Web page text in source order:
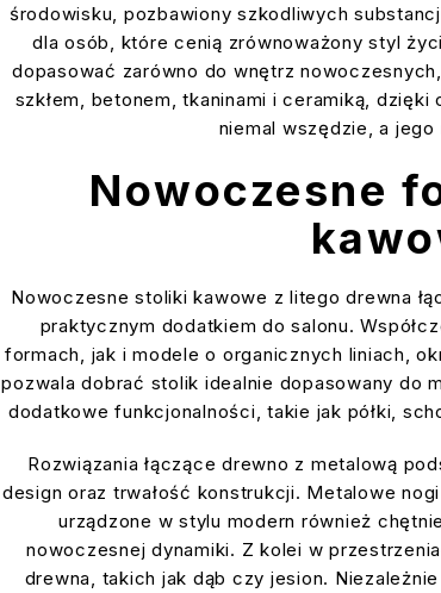
środowisku, pozbawiony szkodliwych
dla osób, które cenią zrównoważony styl
dopasować zarówno do wnętrz
szkłem, betonem, tkaninami i ceramiką,
niemal wszędzie, a
Nowoczesne
Nowoczesne stoliki kawowe z litego drewna
praktycznym dodatkiem do salonu.
formach, jak i modele o organicznych liniach,
pozwala dobrać stolik idealnie dopasowany do
dodatkowe funkcjonalności, takie jak półki,
Rozwiązania łączące drewno z metalową
design oraz trwałość konstrukcji. Metalowe
urządzone w stylu modern również
nowoczesnej dynamiki. Z kolei w
drewna, takich jak dąb czy jesion.